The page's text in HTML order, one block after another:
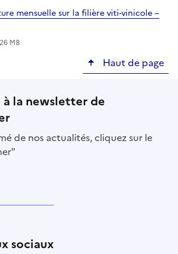
mensuelle sur la filière viti-vinicole –
MB
Haut de page
la newsletter de
de nos actualités, cliquez sur le
sociaux